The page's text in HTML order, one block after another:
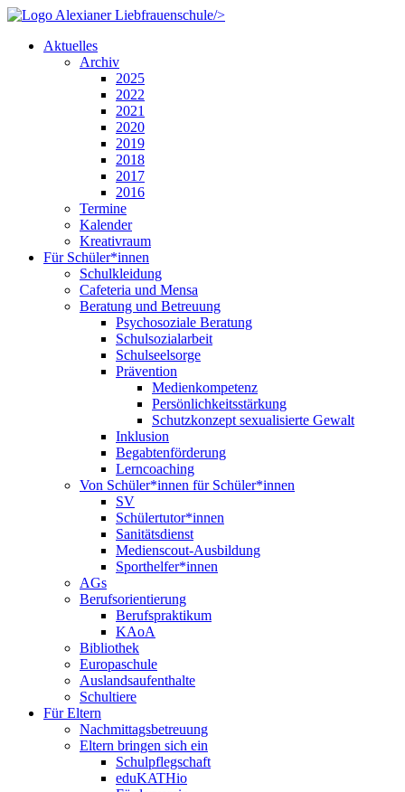
/>
Aktuelles
Archiv
2025
2022
2021
2020
2019
2018
2017
2016
Termine
Kalender
Kreativraum
Für Schüler*innen
Schulkleidung
Cafeteria und Mensa
Beratung und Betreuung
Psychosoziale Beratung
Schulsozialarbeit
Schulseelsorge
Prävention
Medienkompetenz
Persönlichkeitsstärkung
Schutzkonzept sexualisierte Gewalt
Inklusion
Begabtenförderung
Lerncoaching
Von Schüler*innen für Schüler*innen
SV
Schülertutor*innen
Sanitätsdienst
Medienscout-Ausbildung
Sporthelfer*innen
AGs
Berufsorientierung
Berufspraktikum
KAoA
Bibliothek
Europaschule
Auslandsaufenthalte
Schultiere
Für Eltern
Nachmittagsbetreuung
Eltern bringen sich ein
Schulpflegschaft
eduKATHio